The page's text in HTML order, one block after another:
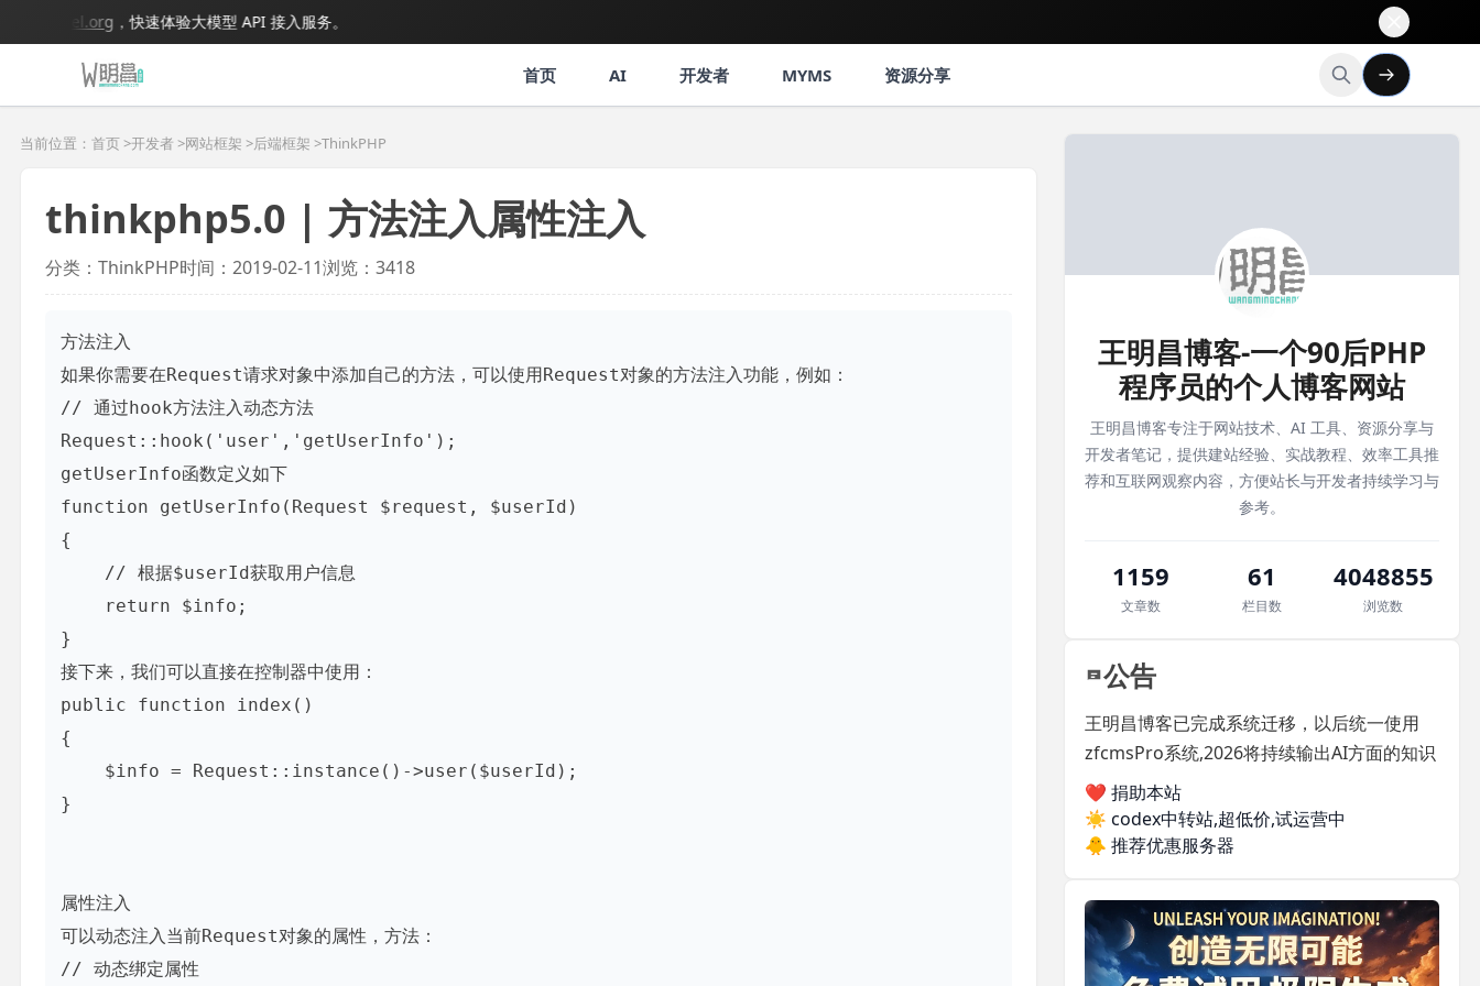
，快速体验大模型 API 接入服务。
首页 AI 开发者 MYMS 资源分享
当前位置：首页 >开发者 >网站框架 >后端框架 >ThinkPHP
thinkphp5.0 | 方法注入属性注入
分类：ThinkPHP时间：2019-02-11浏览：3418
方法注入
如果你需要在Request请求对象中添加自己的方法，可以使用Request对象的方法注入功能，例如：
// 通过hook方法注入动态方法
Request::hook('user','getUserInfo');
getUserInfo函数定义如下
function getUserInfo(Request $request, $userId)
{
}
接下来，我们可以直接在控制器中使用：
public function index()
{
}
属性注入
可以动态注入当前Request对象的属性，方法：
// 动态绑定属性
王明昌博客-一个90后PHP
程序员的个人博客网站
王明昌博客专注于网站技术、AI 工具、资源分享与
开发者笔记，提供建站经验、实战教程、效率工具推
荐和互联网观察内容，方便站长与开发者持续学习与
参考。
1159
文章数
61
栏目数
4048855
浏览数
公告
王明昌博客已完成系统迁移，以后统一使用
zfcmsPro系统,2026将持续输出AI方面的知识
❤️ 捐助本站
☀️ codex中转站,超低价,试运营中
🐥 推荐优惠服务器